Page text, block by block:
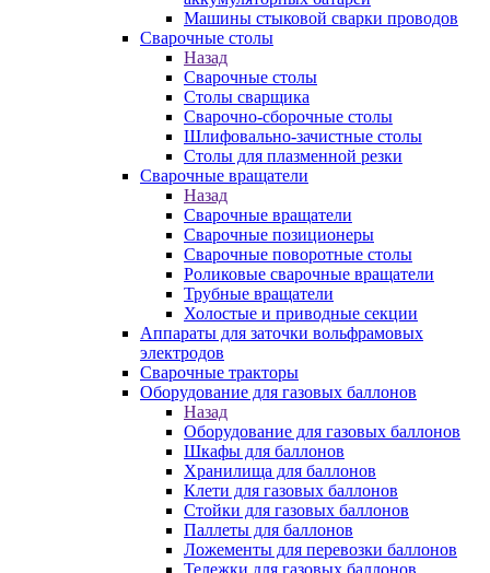
Машины стыковой сварки проводов
Сварочные столы
Назад
Сварочные столы
Столы сварщика
Сварочно-сборочные столы
Шлифовально-зачистные столы
Столы для плазменной резки
Сварочные вращатели
Назад
Сварочные вращатели
Сварочные позиционеры
Сварочные поворотные столы
Роликовые сварочные вращатели
Трубные вращатели
Холостые и приводные секции
Аппараты для заточки вольфрамовых
электродов
Сварочные тракторы
Оборудование для газовых баллонов
Назад
Оборудование для газовых баллонов
Шкафы для баллонов
Хранилища для баллонов
Клети для газовых баллонов
Стойки для газовых баллонов
Паллеты для баллонов
Ложементы для перевозки баллонов
Тележки для газовых баллонов